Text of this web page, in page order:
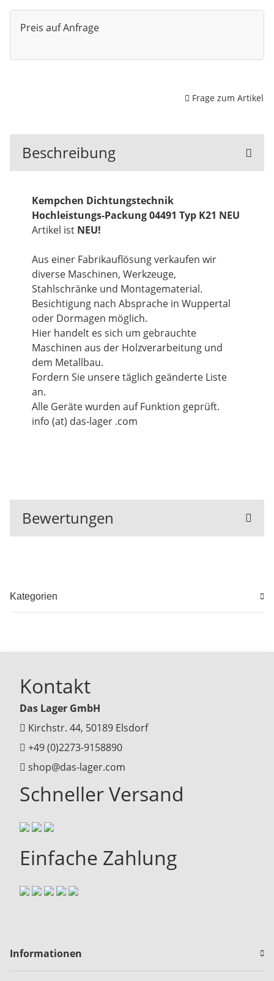
Preis auf Anfrage
Frage zum Artikel
Beschreibung
Kempchen Dichtungstechnik
Hochleistungs-Packung 04491 Typ K21 NEU
Artikel ist NEU!
Aus einer Fabrikauflösung verkaufen wir
diverse Maschinen, Werkzeuge,
Stahlschränke und Montagematerial.
Besichtigung nach Absprache in Wuppertal
oder Dormagen möglich.
Hier handelt es sich um gebrauchte
Maschinen aus der Holzverarbeitung und
dem Metallbau.
Fordern Sie unsere täglich geänderte Liste
an.
Alle Geräte wurden auf Funktion geprüft.
info (at) das-lager .com
Bewertungen
Kategorien
Kontakt
Das Lager GmbH
Kirchstr. 44, 50189 Elsdorf
+49 (0)2273-9158890
shop@das-lager.com
Schneller Versand
Einfache Zahlung
Informationen